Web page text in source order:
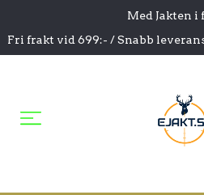
Med Jakten i
Fri frakt vid 699:- / Snabb